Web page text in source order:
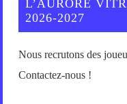
L’AURORE
2026-2027
Nous recrutons des
Contactez-nous !